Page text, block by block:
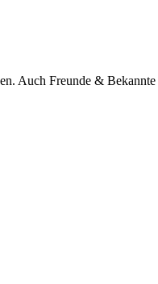
Auch Freunde &